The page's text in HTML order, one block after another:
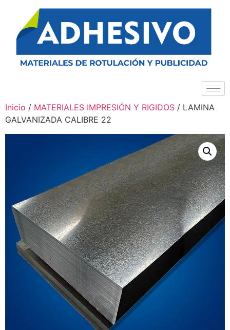
Inicio / MATERIALES IMPRESIÓN Y RIGIDOS / LAMINA
GALVANIZADA CALIBRE 22